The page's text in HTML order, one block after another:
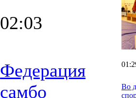
02:03
Федерация
самбо
Во